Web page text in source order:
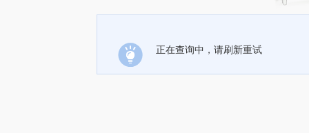
正在查询中，请刷新重试